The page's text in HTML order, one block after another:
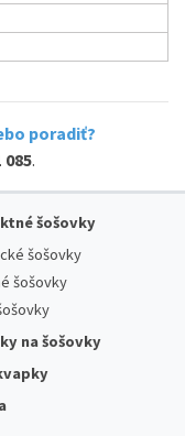
poradiť?
085.
šošovky
šošovky
šošovky
na šošovky